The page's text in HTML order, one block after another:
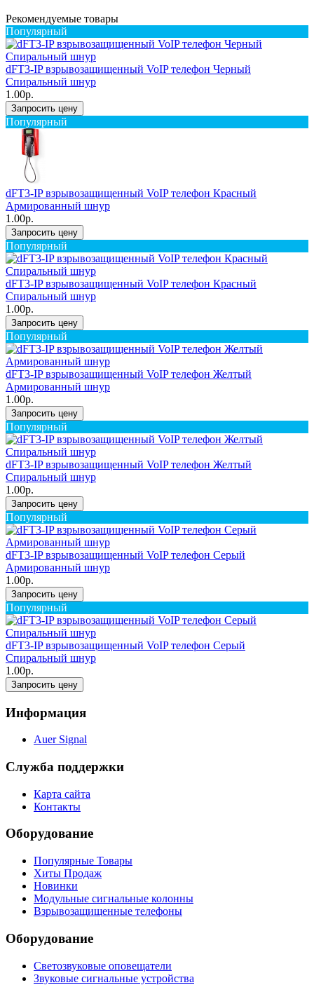
Рекомендуемые товары
Популярный
dFT3-IP взрывозащищенный VoIP телефон Черный
Спиральный шнур
1.00р.
Запросить цену
Популярный
dFT3-IP взрывозащищенный VoIP телефон Красный
Армированный шнур
1.00р.
Запросить цену
Популярный
dFT3-IP взрывозащищенный VoIP телефон Красный
Спиральный шнур
1.00р.
Запросить цену
Популярный
dFT3-IP взрывозащищенный VoIP телефон Желтый
Армированный шнур
1.00р.
Запросить цену
Популярный
dFT3-IP взрывозащищенный VoIP телефон Желтый
Спиральный шнур
1.00р.
Запросить цену
Популярный
dFT3-IP взрывозащищенный VoIP телефон Серый
Армированный шнур
1.00р.
Запросить цену
Популярный
dFT3-IP взрывозащищенный VoIP телефон Серый
Спиральный шнур
1.00р.
Запросить цену
Информация
Auer Signal
Служба поддержки
Карта сайта
Контакты
Оборудование
Популярные Товары
Хиты Продаж
Новинки
Модульные сигнальные колонны
Взрывозащищенные телефоны
Оборудование
Светозвуковые оповещатели
Звуковые сигнальные устройства